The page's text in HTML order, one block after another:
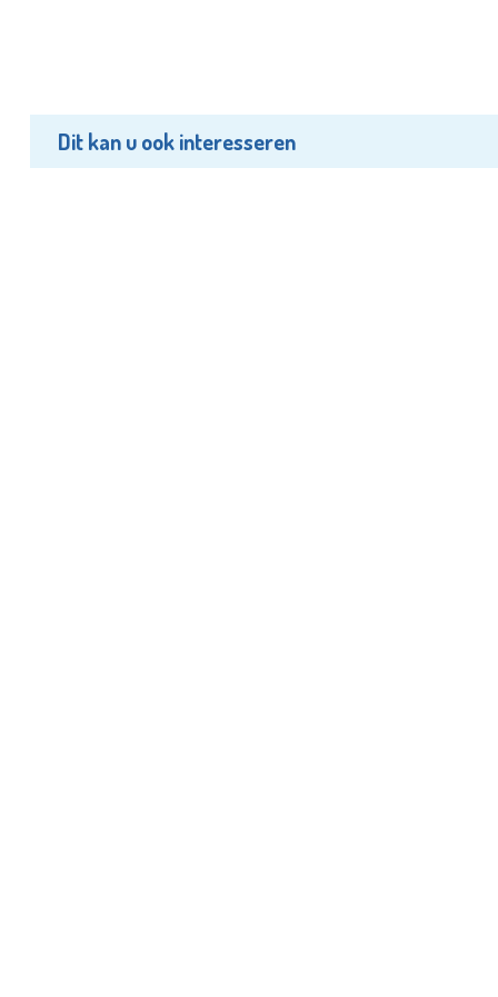
Dit kan u ook interesseren